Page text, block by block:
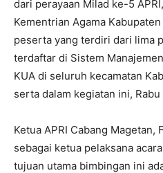
dari perayaan Milad ke-5
Kementrian Agama
peserta yang terdiri dari lima
terdaftar di Sistem
KUA di seluruh kecamatan
serta dalam kegiatan ini, Rabu
Ketua APRI Cabang
sebagai ketua pelaksana
tujuan utama bimbingan ini